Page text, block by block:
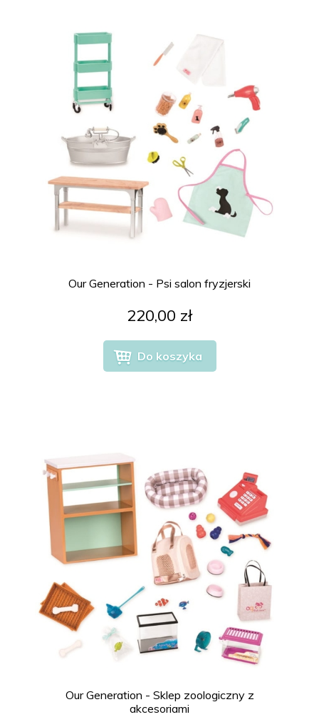
Our Generation - Psi salon fryzjerski
220,00 zł
Do koszyka
Our Generation - Sklep zoologiczny z
akcesoriami